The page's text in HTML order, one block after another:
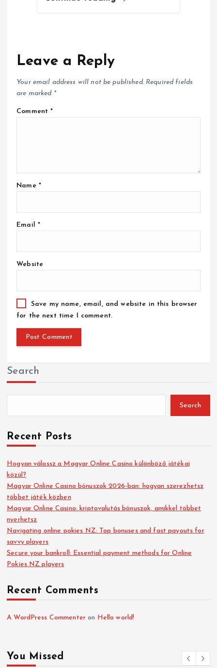
Leave a Reply
Your email address will not be published. Required fields
are marked *
Comment*
Name *
Email *
Website
Save my name, email, and website in this browser
for the next time I comment.
Search
Search
Recent Posts
Hogyan válassz a Magyar Online Casino különböző játékai
közül?
Magyar Online Casino bónuszok 2026-ban: hogyan szerezhetsz
többet játék közben
Magyar Online Casino: kriptovalutás bónuszok, amikkel többet
nyerhetsz
Navigating online pokies NZ: Top bonuses and fast payouts for
savvy players
Secure your bankroll: Essential payment methods for Online
Pokies NZ players
Recent Comments
A WordPress Commenter on Hello world!
You Missed